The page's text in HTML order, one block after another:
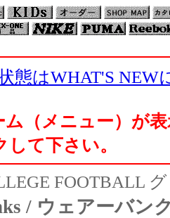
態はWHAT'S
ム（メニュー）が
て下さい。
FOOTBALL
/ ウェアーバン